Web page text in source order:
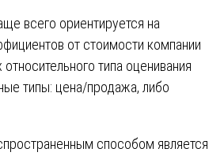
всего ориентируется на
от стоимости компании
типа оценивания
типы: цена/продажа, либо
способом является